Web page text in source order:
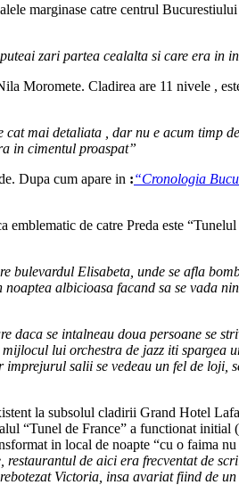
marginase catre centrul
zari partea cealalta si care era
Moromete. Cladirea are 11 nivele ,
mai detaliata , dar nu e acum timp
in cimentul proaspat”
Dupa cum apare in :“Cronologia
de catre Preda este
bulevardul Elisabeta, unde se afla
albicioasa facand sa se vada
se intalneau doua persoane se
lui orchestra de jazz iti spargea
salii se vedeau un fel de loji,
la subsolul cladirii Grand Hotel
“Tunel de France” a functionat
in local de noapte “cu o faima
restaurantul de aici era frecventat de
Victoria, insa avariat fiind de